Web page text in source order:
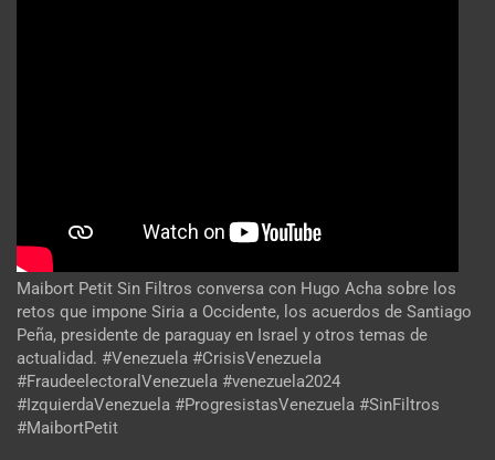
Maibort Petit Sin Filtros conversa con Hugo Acha sobre los
retos que impone Siria a Occidente, los acuerdos de Santiago
Peña, presidente de paraguay en Israel y otros temas de
actualidad. #Venezuela #CrisisVenezuela
#FraudeelectoralVenezuela #venezuela2024
#IzquierdaVenezuela #ProgresistasVenezuela #SinFiltros
#MaibortPetit